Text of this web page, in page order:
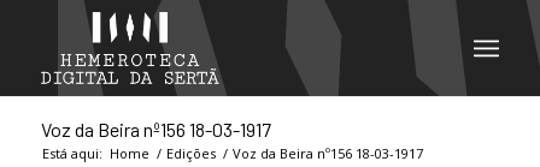
Voz da Beira nº156 18-03-1917
Está aqui: Home / Edições / Voz da Beira nº156 18-03-1917